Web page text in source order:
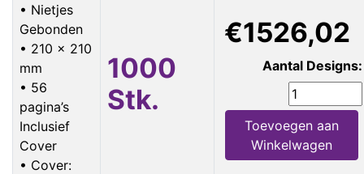
• Nietjes
Gebonden
• 210 x 210
mm
• 56
pagina’s
Inclusief
Cover
• Cover:
1000
Stk.
€1526,02
Aantal Designs:
Toevoegen aan
Winkelwagen